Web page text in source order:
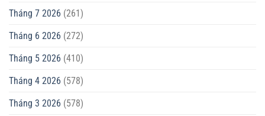
Tháng 7 2026 (261)
Tháng 6 2026 (272)
Tháng 5 2026 (410)
Tháng 4 2026 (578)
Tháng 3 2026 (578)